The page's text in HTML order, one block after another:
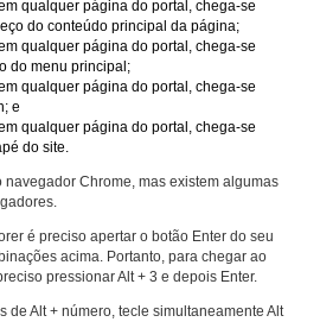
qualquer página do portal, chega-se
do conteúdo principal da página;
qualquer página do portal, chega-se
do menu principal;
qualquer página do portal, chega-se
e
qualquer página do portal, chega-se
do site.
navegador Chrome, mas existem algumas
é preciso apertar o botão Enter do seu
acima. Portanto, para chegar ao
pressionar Alt + 3 e depois Enter.
de Alt + número, tecle simultaneamente Alt